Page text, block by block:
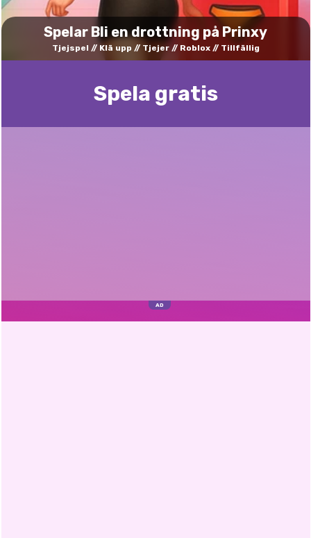
Spelar Bli en drottning på Prinxy
Tjejspel Klä upp Tjejer Roblox Tillfällig
Spela gratis